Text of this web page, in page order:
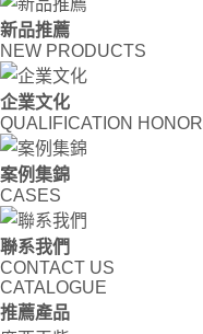
新品推薦
NEW PRODUCTS
企業文化
QUALIFICATION HONOR
案例集錦
CASES
聯系我們
CONTACT US
CATALOGUE
推薦產品